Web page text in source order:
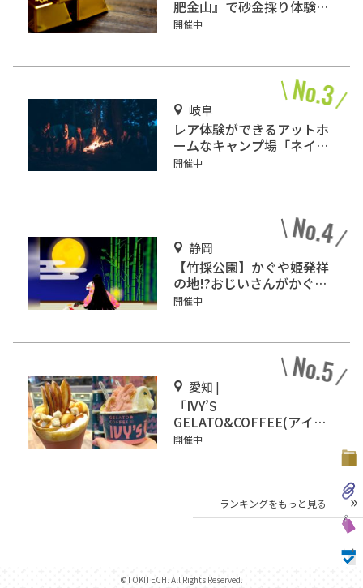
肥金山』で砂金採り体験や
坑道観光を楽しもう♪
開催中
岐阜
レア体験ができるアットホ
ームなキャンプ場「ネイチ
ャーランドかみのほ」
開催中
静岡
【竹採公園】かぐや姫発祥
の地!?おじいさんがかぐや
姫を見つけた場所を見に行
開催中
愛知 |
「IVY’S
GELATO&COFFEE(アイビ
ーズ ジェラート&コーヒ
開催中
ランキングをもっと見る
©TOKITECH. All Rights Reserved.